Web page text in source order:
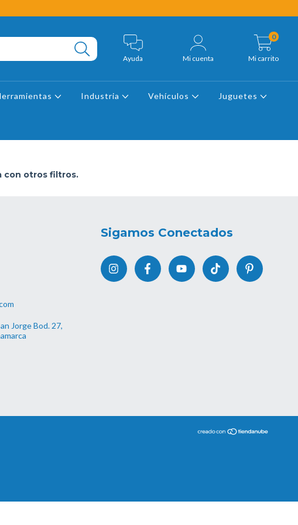
Ayuda Mi cuenta Mi carrito
0
Industria Vehículos Juguetes
con otros filtros.
Jorge Bod. 27,
Sigamos Conectados